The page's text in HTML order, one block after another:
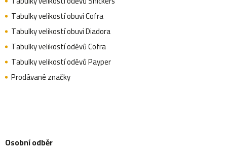
Tabulky velikostí obuvi Cofra
Tabulky velikostí obuvi Diadora
Tabulky velikostí oděvů Cofra
Tabulky velikostí oděvů Payper
Prodávané značky
Osobní odběr